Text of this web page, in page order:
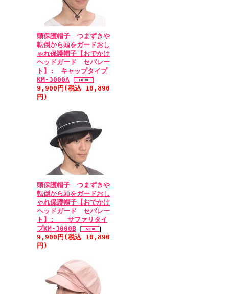
頭保護帽子 つまずきや
転倒から頭をガードおし
ゃれ保護帽子【おでかけ
ヘッドガード セパレー
ト】: キャップタイプ
KM-3000A
9,900円(税込 10,890
円)
頭保護帽子 つまずきや
転倒から頭をガードおし
ゃれ保護帽子【おでかけ
ヘッドガード セパレー
ト】: サファリタイ
プKM-3000B
9,900円(税込 10,890
円)